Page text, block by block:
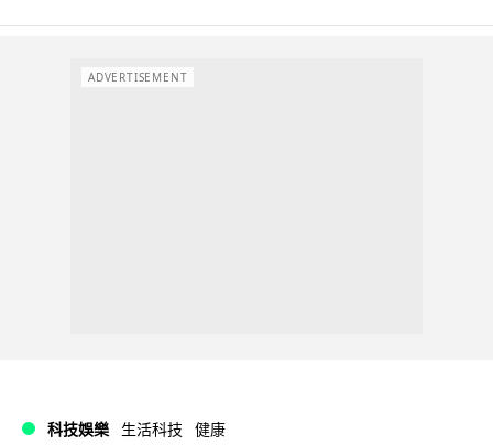
ADVERTISEMENT
科技娛樂 生活科技 健康